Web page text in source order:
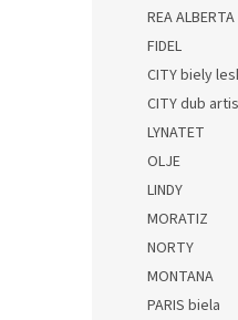
REA ALBERTA
FIDEL
CITY biely
CITY dub
LYNATET
OLJE
LINDY
MORATIZ
NORTY
MONTANA
PARIS biela